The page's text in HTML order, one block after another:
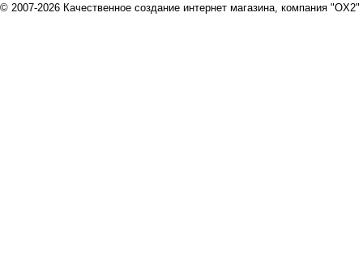
© 2007-2026 Качественное создание интернет магазина, компания "OX2"